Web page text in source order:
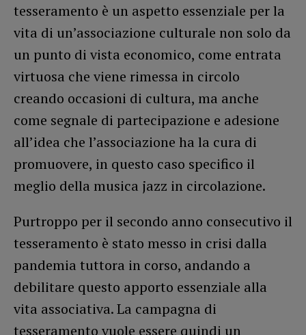
tesseramento è un aspetto essenziale per la
vita di un’associazione culturale non solo da
un punto di vista economico, come entrata
virtuosa che viene rimessa in circolo
creando occasioni di cultura, ma anche
come segnale di partecipazione e adesione
all’idea che l’associazione ha la cura di
promuovere, in questo caso specifico il
meglio della musica jazz in circolazione.
Purtroppo per il secondo anno consecutivo il
tesseramento è stato messo in crisi dalla
pandemia tuttora in corso, andando a
debilitare questo apporto essenziale alla
vita associativa. La campagna di
tesseramento vuole essere quindi un